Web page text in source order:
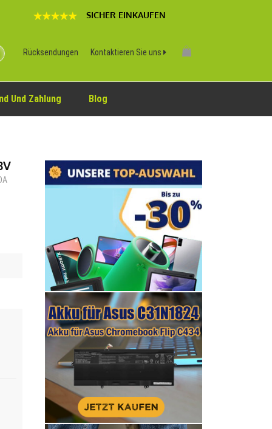
SICHER EINKAUFEN
Rücksendungen Kontaktieren Sie uns
Und Zahlung Blog